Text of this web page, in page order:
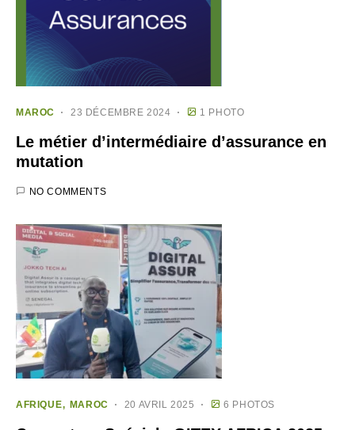
MAROC 23 DÉCEMBRE 2024 1 PHOTO
Le métier d’intermédiaire d’assurance en
mutation
NO COMMENTS
AFRIQUE MAROC 20 AVRIL 2025 6 PHOTOS